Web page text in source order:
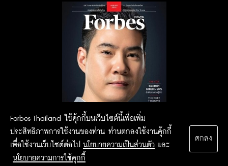
Forbes Thailand ใช้คุ้กกี้บนเว็บไซต์นี้เพื่อเพิ่ม
ประสิทธิภาพการใช้งานของท่าน ท่านตกลงใช้งานคุ้กกี้
เพื่อใช้งานเว็บไซต์ต่อไป นโยบายความเป็นส่วนตัว และ
นโยบายความการใช้คุกกี้
ตกลง